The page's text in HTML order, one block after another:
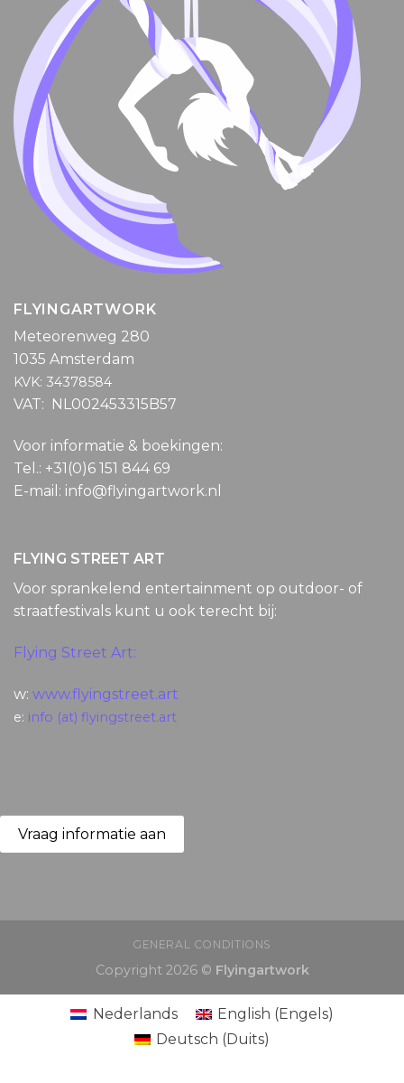
FLYINGARTWORK
Meteorenweg 280
1035 Amsterdam
KVK: 34378584
VAT: NL002453315B57
Voor informatie & boekingen:
Tel.: +31(0)6 151 844 69
E-mail: info@flyingartwork.nl
FLYING STREET ART
Voor sprankelend entertainment op outdoor- of
straatfestivals kunt u ook terecht bij:
Flying Street Art:
w: www.flyingstreet.art
e: info (at) flyingstreet.art
Vraag informatie aan
GENERAL CONDITIONS
Copyright 2026 © Flyingartwork
Nederlands English (Engels)
Deutsch (Duits)